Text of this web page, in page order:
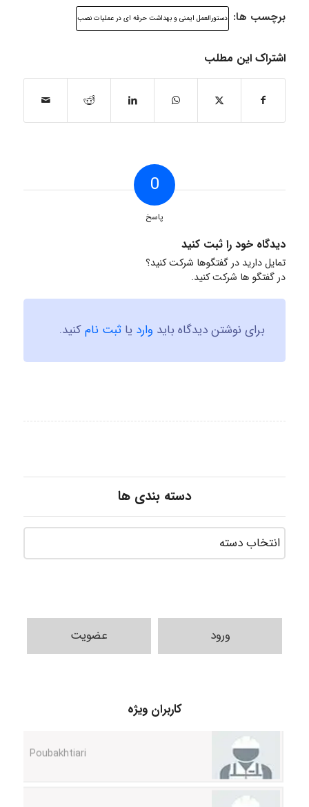
برچسب ها: دستورالعمل ایمنی و بهداشت حرفه ای در عملیات نصب
اشتراک این مطلب
0
پاسخ
دیدگاه خود را ثبت کنید
تمایل دارید در گفتگوها شرکت کنید؟
در گفتگو ها شرکت کنید.
برای نوشتن دیدگاه باید وارد یا ثبت نامکنید.
دسته بندی ها
ورود عضویت
کاربران ویژه